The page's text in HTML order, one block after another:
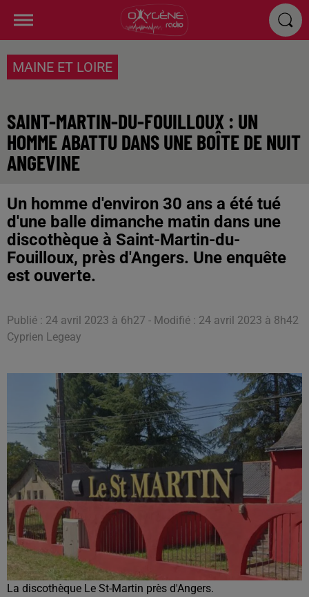
MAINE ET LOIRE
SAINT-MARTIN-DU-FOUILLOUX : UN
HOMME ABATTU DANS UNE BOÎTE DE NUIT
ANGEVINE
Un homme d'environ 30 ans a été tué
d'une balle dimanche matin dans une
discothèque à Saint-Martin-du-
Fouilloux, près d'Angers. Une enquête
est ouverte.
Publié : 24 avril 2023 à 6h27 - Modifié : 24 avril 2023 à 8h42
Cyprien Legeay
La discothèque Le St-Martin près d'Angers.